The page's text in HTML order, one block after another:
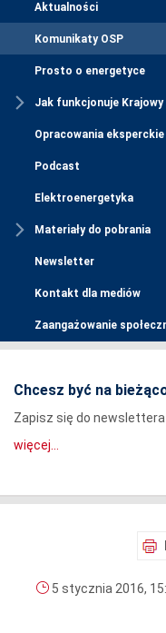
Aktualności
Komunikaty OSP
Prosto o energetyce
Jak funkcjonuje
Opracowania eksperckie
Podcast
Elektroenergetyka
Materiały do pobrania
Newsletter
Kontakt dla mediów
Zaangażowanie
Chcesz być na
Zapisz się do newslettera
więcej...
5 stycznia 2016,